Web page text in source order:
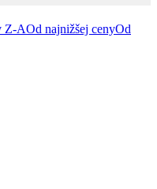
Z-AOd najnižšej cenyOd